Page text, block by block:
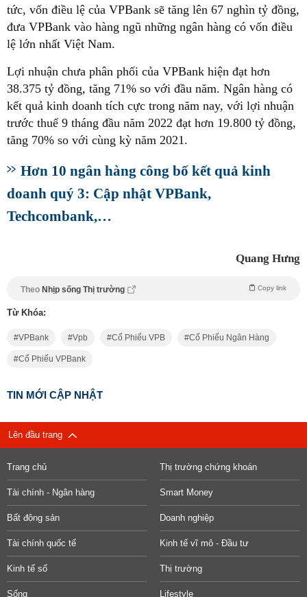
tức, vốn điều lệ của VPBank sẽ tăng lên 67 nghìn tỷ đồng,
đưa VPBank vào hàng ngũ những ngân hàng có vốn điều
lệ lớn nhất Việt Nam.
Lợi nhuận chưa phân phối của VPBank hiện đạt hơn
38.375 tỷ đồng, tăng 71% so với đầu năm. Ngân hàng có
kết quả kinh doanh tích cực trong năm nay, với lợi nhuận
trước thuế 9 tháng đầu năm 2022 đạt hơn 19.800 tỷ đồng,
tăng 70% so với cùng kỳ năm 2021.
Hơn 10 ngân hàng công bố kết quả kinh
doanh quý 3: Cập nhật VPBank,
Techcombank,…
Quang Hưng
Theo Nhịp sống Thị trường Copy link
Từ Khóa:
VPBank Vpb Cổ Phiếu VPB Cổ Phiếu Ngân Hàng
Cổ Phiếu VPBank
TIN MỚI CẬP NHẬT
Lên đầu trang
Trang chủ Thị trường chứng khoán
Tài chính - Ngân hàng Smart Money
Bất động sản Doanh nghiệp
Tài chính quốc tế Kinh tế vĩ mô - Đầu tư
Kinh tế số Thị trường
Sống Lifestyle